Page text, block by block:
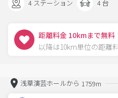
4 ステーション 4 台
距離料金 10kmまで無料
以降は10km単位の距離
浅草演芸ホールから 1759m